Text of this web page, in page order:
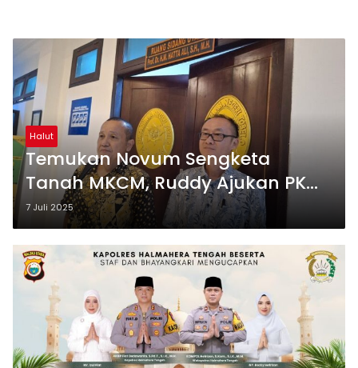
Halut
Temukan Novum Sengketa
Tanah MKCM, Ruddy Ajukan PK
Hingga Aduan Pidana
7 Juli 2025